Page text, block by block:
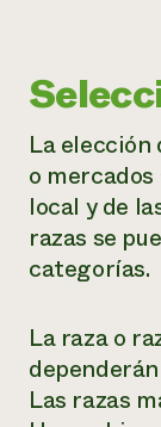
La elección
o
local y de
razas se
categorías.
La raza o
Las razas